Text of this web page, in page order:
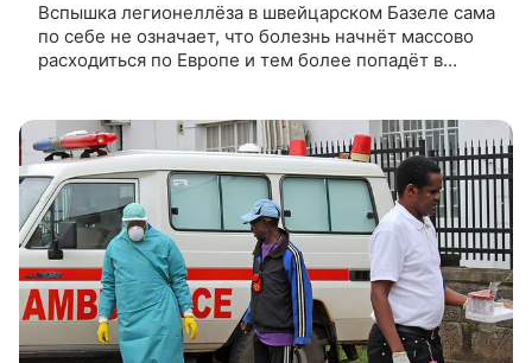
Вспышка легионеллёза в швейцарском Базеле сама
по себе не означает, что болезнь начнёт массово
расходиться по Европе и тем более попадёт в